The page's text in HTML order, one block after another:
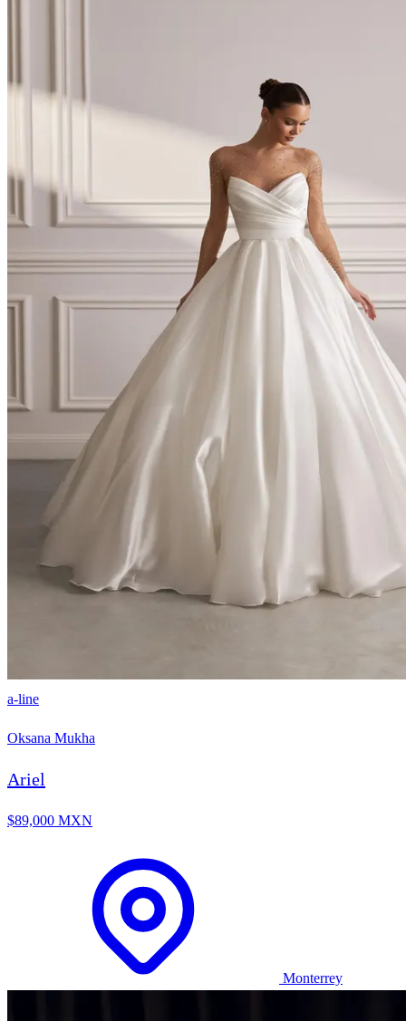
a-line
Oksana Mukha
Ariel
$89,000 MXN
Monterrey